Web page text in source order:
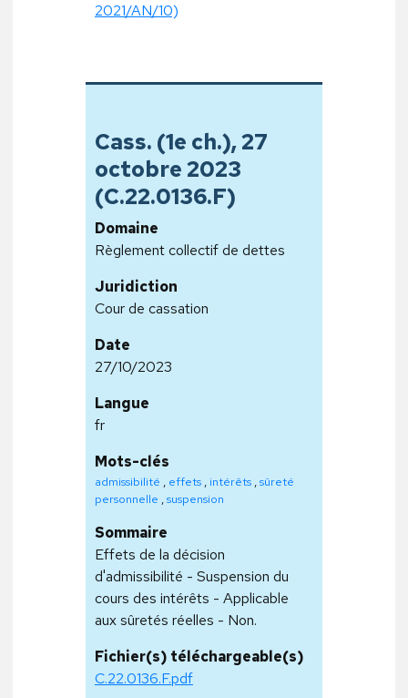
2021/AN/10)
Cass. (1e ch.), 27
octobre 2023
(C.22.0136.F)
Domaine
Règlement collectif de dettes
Juridiction
Cour de cassation
Date
27/10/2023
Langue
fr
Mots-clés
admissibilité , effets , intérêts ,sûreté
personnelle ,suspension
Sommaire
Effets de la décision
d'admissibilité - Suspension du
cours des intérêts - Applicable
aux sûretés réelles - Non.
Fichier(s) téléchargeable(s)
C.22.0136.F.pdf